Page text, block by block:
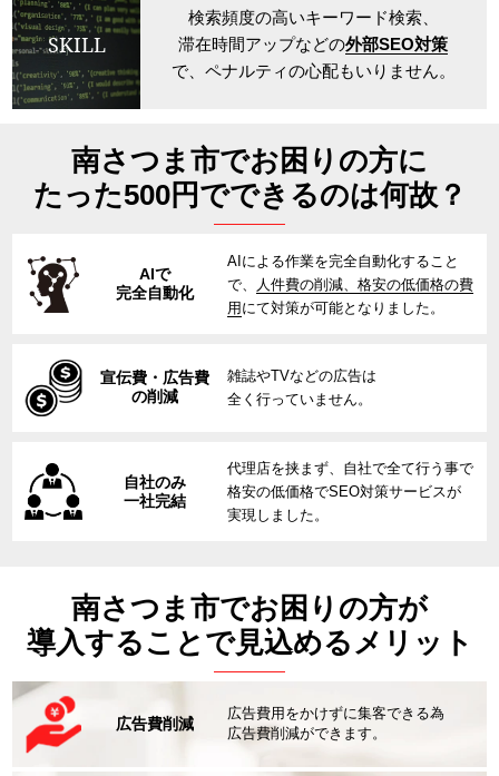
SKILL
検索頻度の高いキーワード検索、
滞在時間アップなどの外部SEO対策
で、ペナルティの心配もいりません。
南さつま市でお困りの方に
たった500円でできるのは何故？
AIで
完全自動化
AIによる作業を完全自動化すること
で、
人件費の削減、格安の低価格の費
用 にて対策が可能となりました。
宣伝費・広告費
の削減
雑誌やTVなどの広告は
全く行っていません。
自社のみ
一社完結
代理店を挟まず、自社で全て行う事で
格安の低価格でSEO対策サービスが
実現しました。
南さつま市でお困りの方が
導入することで見込めるメリット
広告費削減
広告費用をかけずに集客できる為
広告費削減ができます。